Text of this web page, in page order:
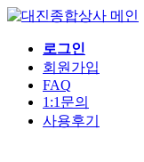
로그인
회원가입
FAQ
1:1문의
사용후기